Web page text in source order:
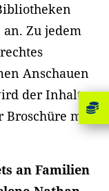
Zu jedem
Anschauen
der Inhalt
Broschüre mit
an Familien